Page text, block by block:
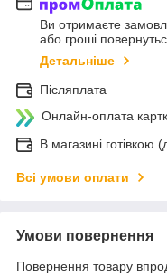
Ви отримаєте
або гроші
Детальніше
Післяплата
Онлайн-оплата
В магазині готівкою
Всі умови оплати
Умови повернення
Повернення товару